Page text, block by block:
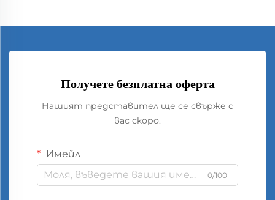
Получете безплатна оферта
Нашият представител ще се свърже с
вас скоро.
Имейл
0/100